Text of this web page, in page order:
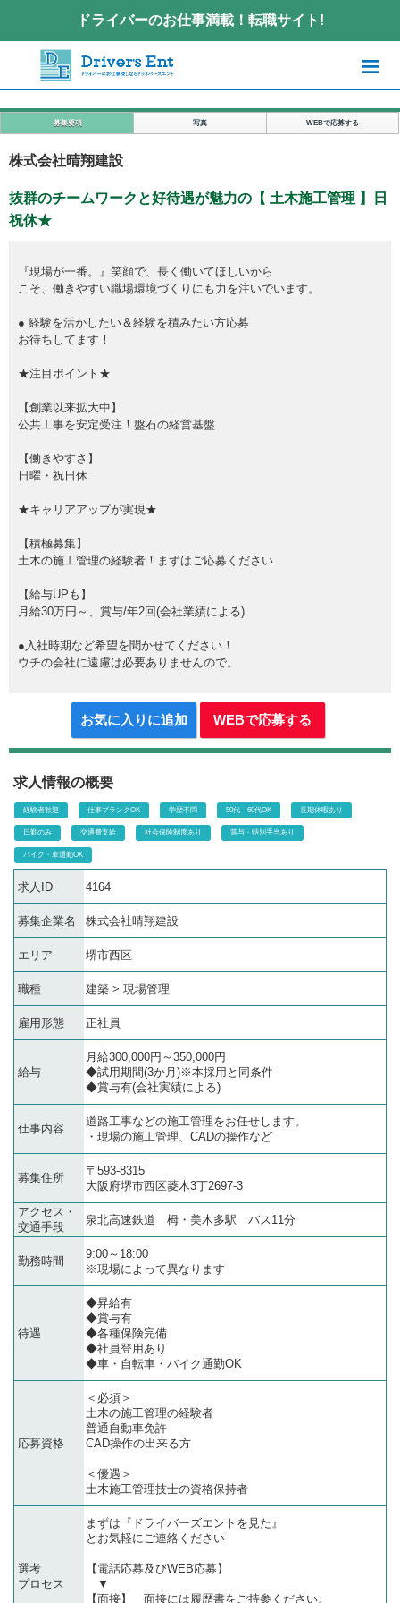
ドライバーのお仕事満載！転職サイト!
≡
募集要項 写真 WEBで応募する
株式会社晴翔建設
抜群のチームワークと好待遇が魅力の【 土木施工管理 】日
祝休★
『現場が一番。』笑顔で、長く働いてほしいから
こそ、働きやすい職場環境づくりにも力を注いでいます。
● 経験を活かしたい＆経験を積みたい方応募
お待ちしてます！
★注目ポイント★
【創業以来拡大中】
公共工事を安定受注！盤石の経営基盤
【働きやすさ】
日曜・祝日休
★キャリアアップが実現★
【積極募集】
土木の施工管理の経験者！まずはご応募ください
【給与UPも】
月給30万円～、賞与/年2回(会社業績による)
●入社時期など希望を聞かせてください！
ウチの会社に遠慮は必要ありませんので。
お気に入りに追加 WEBで応募する
求人情報の概要
経験者歓迎 仕事ブランクOK 学歴不問 50代・60代OK 長期休暇あり
日勤のみ 交通費支給 社会保険制度あり 賞与・特別手当あり
バイク・車通勤OK
求人ID 4164
募集企業名 株式会社晴翔建設
エリア 堺市西区
職種 建築 > 現場管理
雇用形態 正社員
給与
月給300,000円～350,000円
◆試用期間(3か月)※本採用と同条件
◆賞与有(会社実績による)
仕事内容
道路工事などの施工管理をお任せします。
・現場の施工管理、CADの操作など
募集住所
〒593-8315
大阪府堺市西区菱木3丁2697-3
アクセス・
交通手段
泉北高速鉄道 栂・美木多駅 バス11分
勤務時間
9:00～18:00
※現場によって異なります
待遇
◆昇給有
◆賞与有
◆各種保険完備
◆社員登用あり
◆車・自転車・バイク通勤OK
応募資格
＜必須＞
土木の施工管理の経験者
普通自動車免許
CAD操作の出来る方
＜優遇＞
土木施工管理技士の資格保持者
選考
プロセス
まずは『ドライバーズエントを見た』
とお気軽にご連絡ください
【電話応募及びWEB応募】
▼
【面接】 面接には履歴書をご持参ください。